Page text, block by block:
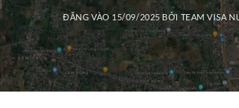
ĐĂNG VÀO 15/09/2025 BỞITEAM VISA